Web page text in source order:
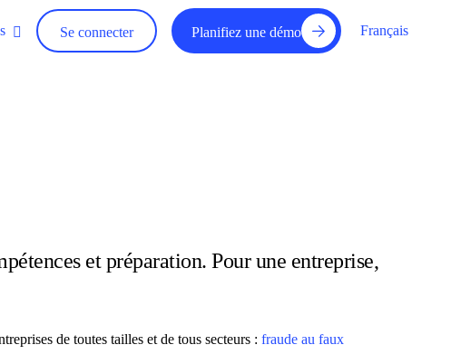
Se connecter Planifiez une démo Français
et préparation. Pour une entreprise,
de toutes tailles et de tous secteurs : fraude au faux